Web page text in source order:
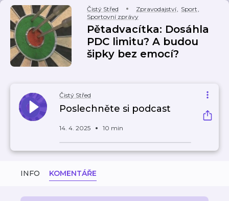
Čistý Střed Zpravodajství, Sport,
Sportovní zprávy
Pětadvacítka: Dosáhla
PDC limitu? A budou
šipky bez emocí?
Čistý Střed
Poslechněte si podcast
14. 4. 2025 10 min
INFO KOMENTÁŘE